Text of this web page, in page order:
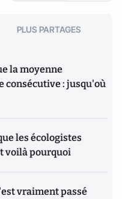
PLUS PARTAGES
la moyenne
consécutive : jusqu'où
les écologistes
voilà pourquoi
vraiment passé